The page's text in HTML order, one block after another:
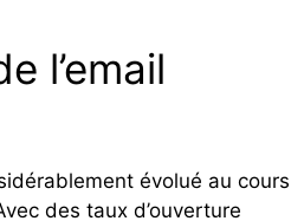
l’email
évolué au cours
des taux d’ouverture